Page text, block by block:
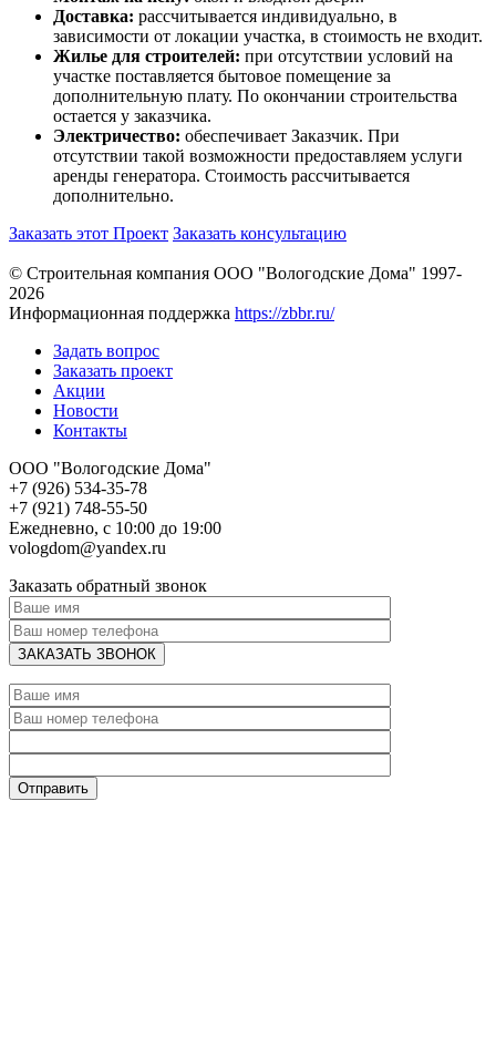
Доставка: рассчитывается индивидуально, в
зависимости от локации участка, в стоимость не входит.
Жилье для строителей: при отсутствии условий на
участке поставляется бытовое помещение за
дополнительную плату. По окончании строительства
остается у заказчика.
Электричество: обеспечивает Заказчик. При
отсутствии такой возможности предоставляем услуги
аренды генератора. Стоимость рассчитывается
дополнительно.
Заказать этот Проект Заказать консультацию
© Строительная компания ООО "Вологодские Дома" 1997-
2026
Информационная поддержка https://zbbr.ru/
Задать вопрос
Заказать проект
Акции
Новости
Контакты
ООО "Вологодские Дома"
+7 (926) 534-35-78
+7 (921) 748-55-50
Ежедневно, с 10:00 до 19:00
vologdom@yandex.ru
Заказать обратный звонок